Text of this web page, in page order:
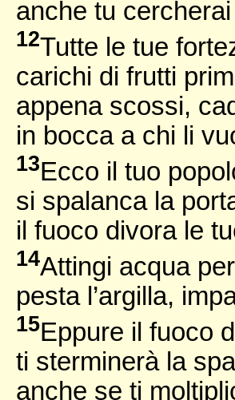
anche tu
12Tutte le tue
carichi di frutti
appena scossi,
in bocca a chi li
13Ecco il tuo
si spalanca la
il fuoco divora le
14Attingi acqua
pesta l’argilla,
15Eppure il fuoco
ti sterminerà la
anche se ti